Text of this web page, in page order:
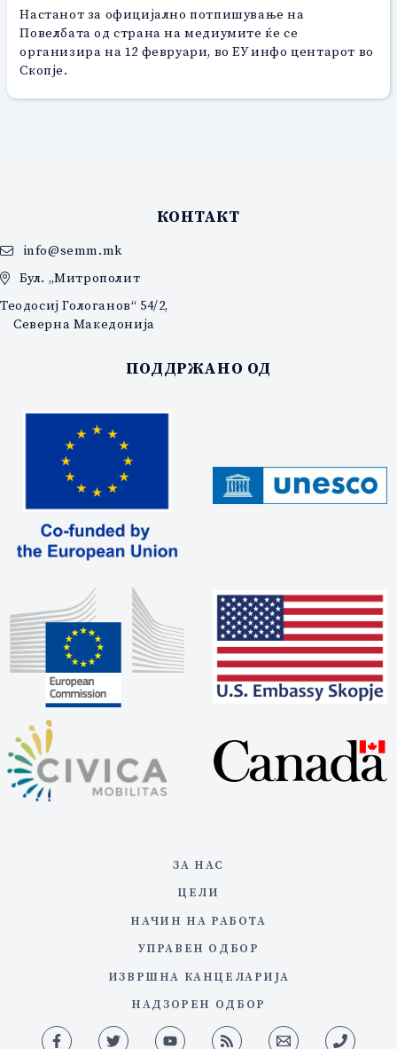
Настанот за официјално потпишување на
Повелбата од страна на медиумите ќе се
организира на 12 февруари, во ЕУ инфо центарот во
Скопје.
КОНТАКТ
info@semm.mk
Бул. „Митрополит
Теодосиј Гологанов“ 54/2,
Северна Македонија
ПОДДРЖАНО ОД
ЗА НАС
ЦЕЛИ
НАЧИН НА РАБОТА
УПРАВЕН ОДБОР
ИЗВРШНА КАНЦЕЛАРИЈА
НАДЗОРЕН ОДБОР